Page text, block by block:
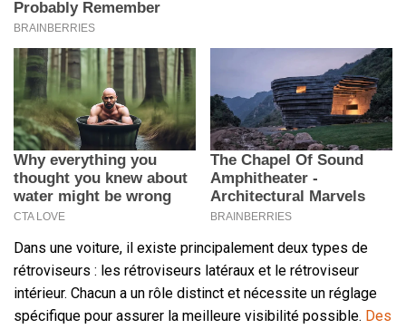
Dans une voiture, il existe principalement deux types de
rétroviseurs : les rétroviseurs latéraux et le rétroviseur
intérieur. Chacun a un rôle distinct et nécessite un réglage
spécifique pour assurer la meilleure visibilité possible. Des